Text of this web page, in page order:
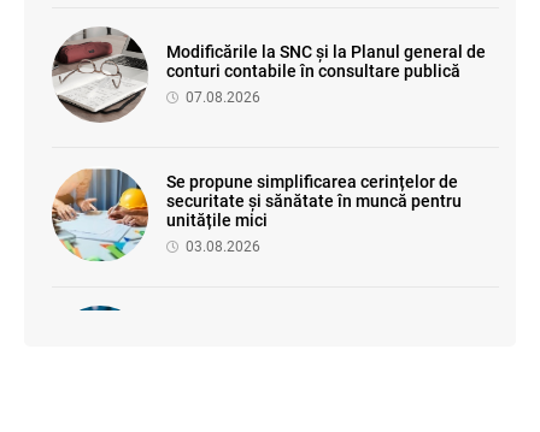
Modificările la SNC și la Planul general de
conturi contabile în consultare publică
07.08.2026
Se propune simplificarea cerințelor de
securitate și sănătate în muncă pentru
unitățile mici
03.08.2026